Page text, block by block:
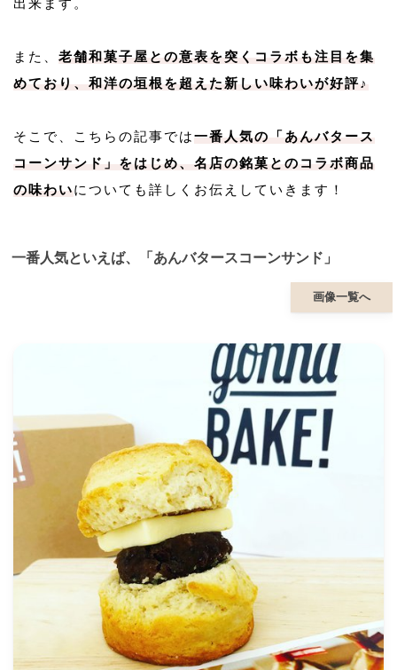
また、 老舗和菓子屋との意表を突くコラボも注目を集
めており、和洋の垣根を超えた新しい味わいが好評♪
そこで、こちらの記事では一番人気の「あんバタース
コーンサンド」をはじめ、名店の銘菓とのコラボ商品
の味わいについても詳しくお伝えしていきます！
一番人気といえば、「あんバタースコーンサンド」
画像一覧へ